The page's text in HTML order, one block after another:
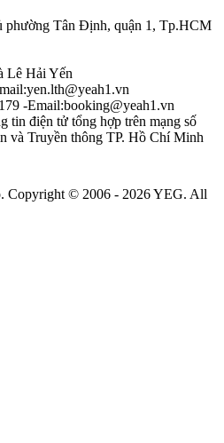
phường Tân Định, quận 1, Tp.HCM
Lê Hải Yến
yen.lth@yeah1.vn
-Email:booking@yeah1.vn
tin điện tử tổng hợp trên mạng số
và Truyền thông TP. Hồ Chí Minh
Copyright © 2006 - 2026 YEG. All